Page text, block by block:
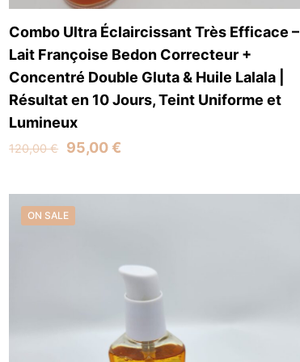
Combo Ultra Éclaircissant Très Efficace –
Lait Françoise Bedon Correcteur +
Concentré Double Gluta & Huile Lalala |
Résultat en 10 Jours, Teint Uniforme et
Lumineux
120,00€
Original
was:
120,00 €.
95,00€
is:
ON SALE